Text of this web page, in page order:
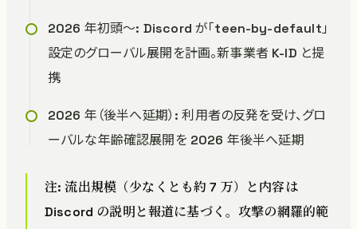
2026 年初頭〜: Discord が「teen-by-default」
設定のグローバル展開を計画。新事業者 K-ID と提
携
2026 年（後半へ延期）: 利用者の反発を受け、グロ
ーバルな年齢確認展開を 2026 年後半へ延期
注: 流出規模（少なくとも約 7 万）と内容は
Discord の説明と報道に基づく。攻撃の網羅的範